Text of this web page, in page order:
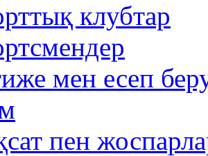
клубтар
мен есеп
пен